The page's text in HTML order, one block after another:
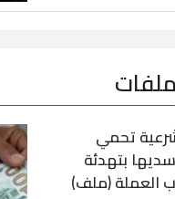
ملفات
تحمي
بتهدئة
العملة (ملف)